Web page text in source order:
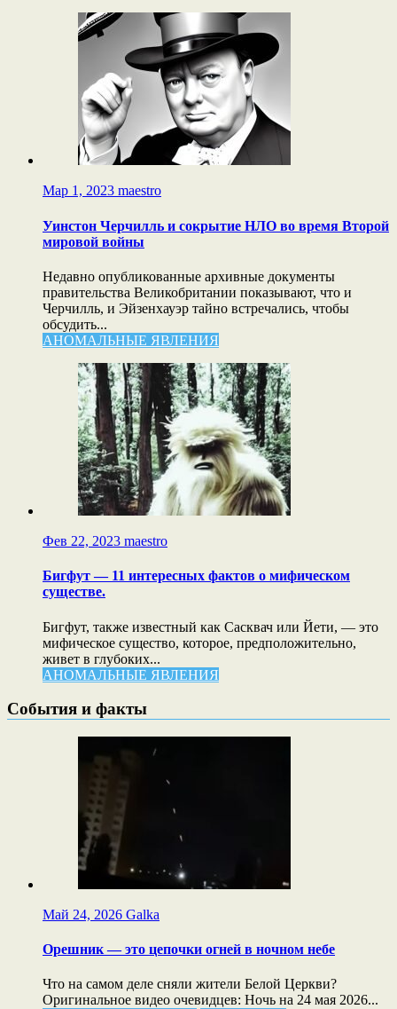
Мар 1, 2023 maestro
Уинстон Черчилль и сокрытие НЛО во время Второй
мировой войны
Недавно опубликованные архивные документы
правительства Великобритании показывают, что и
Черчилль, и Эйзенхауэр тайно встречались, чтобы
обсудить...
АНОМАЛЬНЫЕ ЯВЛЕНИЯ
Фев 22, 2023 maestro
Бигфут — 11 интересных фактов о мифическом
существе.
Бигфут, также известный как Сасквач или Йети, — это
мифическое существо, которое, предположительно,
живет в глубоких...
АНОМАЛЬНЫЕ ЯВЛЕНИЯ
События и факты
Май 24, 2026 Galka
Орешник — это цепочки огней в ночном небе
Что на самом деле сняли жители Белой Церкви?
Оригинальное видео очевидцев: Ночь на 24 мая 2026...